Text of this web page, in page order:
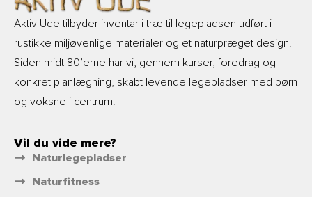
Aktiv Ude tilbyder inventar i træ til legepladsen udført i
rustikke miljøvenlige materialer og et naturpræget design.
Siden midt 80’erne har vi, gennem kurser, foredrag og
konkret planlægning, skabt levende legepladser med børn
og voksne i centrum.
Vil du vide mere?
Naturlegepladser
Naturfitness